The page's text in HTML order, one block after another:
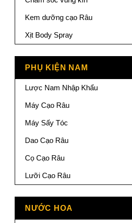
Kem dưỡng cạo Râu
Xịt Body Spray
PHỤ KIỆN NAM
Lược Nam Nhập Khẩu
Máy Cạo Râu
Máy Sấy Tóc
Dao Cạo Râu
Cọ Cạo Râu
Lưỡi Cạo Râu
NƯỚC HOA